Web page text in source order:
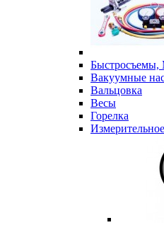
Вакуумные
Вальцовка
Весы
Горелка